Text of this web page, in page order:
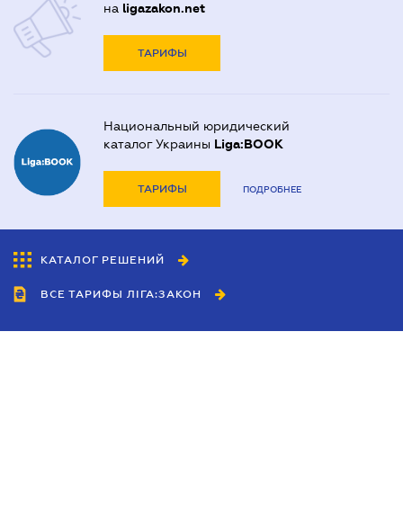
на ligazakon.net
ТАРИФЫ
Национальный юридический
каталог Украины Liga:BOOK
ТАРИФЫ ПОДРОБНЕЕ
КАТАЛОГ РЕШЕНИЙ
ВСЕ ТАРИФЫ ЛІГА:ЗАКОН